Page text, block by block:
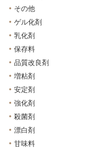
その他
ゲル化剤
乳化剤
保存料
品質改良剤
増粘剤
安定剤
強化剤
殺菌剤
漂白剤
甘味料